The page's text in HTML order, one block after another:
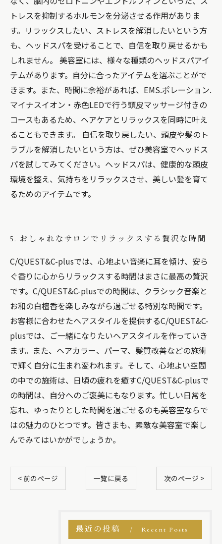
トレスを抑制するホルモンを分泌させる作用がありま
す。リラックスしたい、ストレスを解消したいという方
も、ヘッドスパを受けることで、自信を取り戻せるかも
しれません。 美容室には、様々な種類のヘッドスパアイ
テムがあります。自分に合ったアイテムを選ぶことがで
きます。また、時間に余裕があれば、EMS.ポレーション.
マイナスイオン・赤色LEDで行う頭皮マッサージ付きの
コースもあるため、ヘアケアとリラックスを同時に叶え
ることもできます。 自信を取り戻したい、頭皮や髪のト
ラブルを解消したいという方は、ぜひ美容室でヘッドス
パを試してみてください。ヘッドスパは、健康的な頭皮
環境を整え、気持ちをリラックスさせ、美しい髪を育て
るためのアイテムです。
5. おしゃれなサロンでリラックスする贅沢な時間
C/QUEST&C-plusでは、心地よい音楽に耳を傾け、安ら
ぐ香りに心からリラックスする時間はまさに最高の贅沢
です。C/QUEST&C-plusでの時間は、クラシック音楽と
お和の白檀香を楽しみながら過ごせる特別な時間です。
お客様に合わせたヘアスタイルを提供するC/QUEST&C-
plusでは、ご一緒になりたいヘアスタイルを作っていき
ます。また、ヘアカラー、パーマ、髪質改善などの施術
で輝く自分に生まれ変われます。そして、心地よい空間
の中での施術は、日頃の疲れを癒すC/QUEST&C-plusで
の時間は、自分へのご褒美にもなります。忙しい日常を
忘れ、ゆったりとした時間を過ごせるのも美容室ならで
はの魅力のひとつです。皆さまも、素敵な美容室で楽し
んでみてはいかがでしょうか。
< 前のページ 一覧に戻る 次のページ >
最近の投稿 Recent Posts